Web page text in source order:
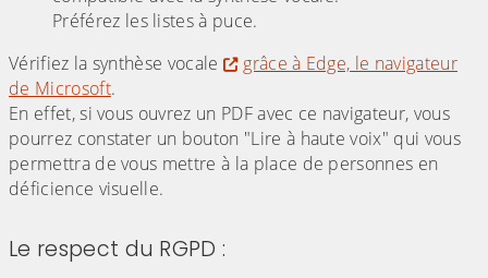
Préférez les listes à puce.
Vérifiez la synthèse vocale
grâce à Edge, le navigateur
de Microsoft.
En effet, si vous ouvrez un PDF avec ce navigateur, vous
pourrez constater un bouton "Lire à haute voix" qui vous
permettra de vous mettre à la place de personnes en
déficience visuelle.
Le respect du RGPD :